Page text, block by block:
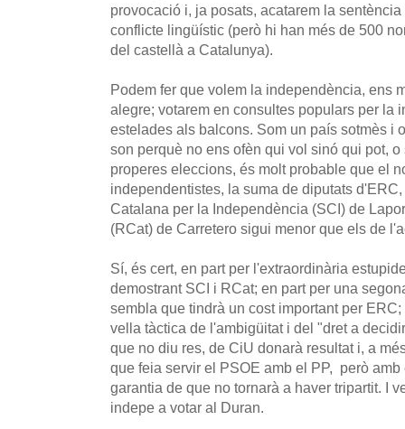
provocació i, ja posats, acatarem la
conflicte lingüístic (però hi han més de 500
del castellà a Catalunya).
Podem fer que volem la independència, ens
alegre; votarem en consultes populars per la
estelades als balcons. Som un país sotmès i
son perquè no ens ofèn qui vol sinó qui pot,
properes eleccions, és molt probable que el
independentistes, la suma de diputats
Catalana per la Independència (SCI) de
(RCat) de Carretero sigui menor que els de
Sí, és cert, en part per l'extraordinària
demostrant SCI i RCat; en part per una
sembla que tindrà un cost important per
vella tàctica de l'ambigüitat i del "dret a
que no diu res, de CiU donarà resultat i, a
que feia servir el PSOE amb el PP, però
garantia de que no tornarà a haver tripartit. I
indepe a votar al Duran.